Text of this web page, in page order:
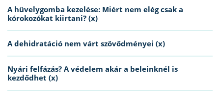
A hüvelygomba kezelése: Miért nem elég csak a
kórokozókat kiirtani? (x)
A dehidratáció nem várt szövődményei (x)
Nyári felfázás? A védelem akár a beleinknél is
kezdődhet (x)